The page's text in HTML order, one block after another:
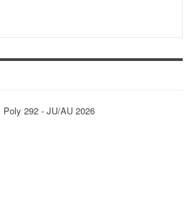
Poly 292 - JU/AU 2026